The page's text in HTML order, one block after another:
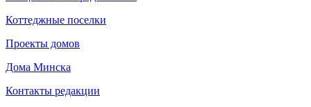
Коттеджные поселки
Проекты домов
Дома Минска
Контакты редакции